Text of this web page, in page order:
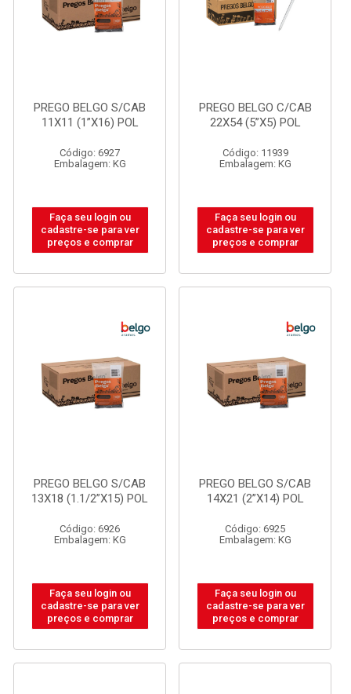
PREGO BELGO S/CAB
11X11 (1”X16) POL
Código: 6927
Embalagem: KG
Faça seu login ou
cadastre-se para ver
preços e comprar
PREGO BELGO C/CAB
22X54 (5”X5) POL
Código: 11939
Embalagem: KG
Faça seu login ou
cadastre-se para ver
preços e comprar
PREGO BELGO S/CAB
13X18 (1.1/2”X15) POL
Código: 6926
Embalagem: KG
Faça seu login ou
cadastre-se para ver
preços e comprar
PREGO BELGO S/CAB
14X21 (2”X14) POL
Código: 6925
Embalagem: KG
Faça seu login ou
cadastre-se para ver
preços e comprar